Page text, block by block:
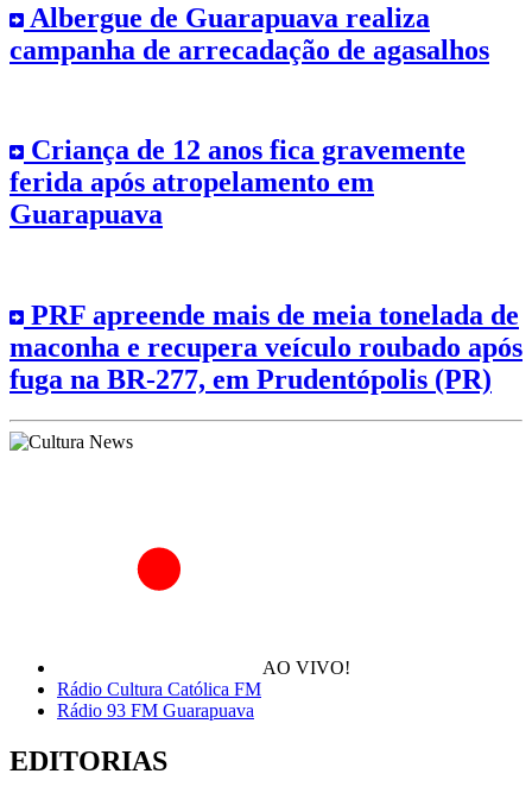
Albergue de Guarapuava realiza
campanha de arrecadação de agasalhos
Criança de 12 anos fica gravemente
ferida após atropelamento em
Guarapuava
PRF apreende mais de meia tonelada de
maconha e recupera veículo roubado após
fuga na BR-277, em Prudentópolis (PR)
AO VIVO!
Rádio Cultura Católica FM
Rádio 93 FM Guarapuava
EDITORIAS